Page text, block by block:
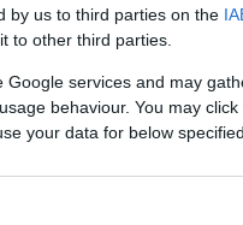
by us to third parties on the
to other third parties.
services and may
behaviour. You may
your data for below
διαπραγματεύσεις
Ζελένσκι, την
τον γγ του ΝΑΤΟ,
τον καγκελάριο της
Βρετανίας, Κιρ